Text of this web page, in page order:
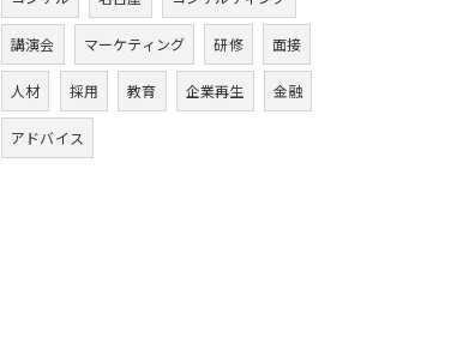
講演会 マーケティング 研修 面接
人材 採用 教育 企業再生 金融
アドバイス